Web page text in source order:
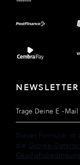
NEWSLETTER
Dieses Formular ist
die Google-